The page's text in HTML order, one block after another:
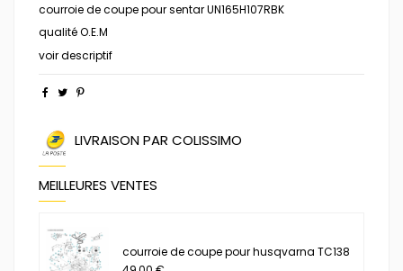
courroie de coupe pour sentar UN165H107RBK
qualité O.E.M
voir descriptif
LIVRAISON PAR COLISSIMO
MEILLEURES VENTES
courroie de coupe pour husqvarna TC138